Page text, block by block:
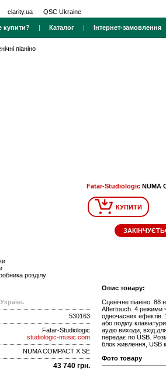
clarity.ua QSC Ukraine
купити? | Каталог | Інтернет-замовлення
піаніно
Fatar-StudiologicNUMA
КУПИТИ
розділу
530163
Fatar-Studiologic
studiologic-music.com
NUMA COMPACT X SE
43 740 грн.
Опис товару:
Сценічне піаніно.
Aftertouch. 4 режими
одночасних ефектів.
або поділу
аудіо виходи, вхід
передає по USB.
блок живлення, USB
Фото товару